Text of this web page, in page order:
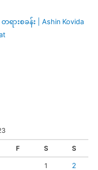
းစခန်း | Ashin Kovida
F S S
1 2